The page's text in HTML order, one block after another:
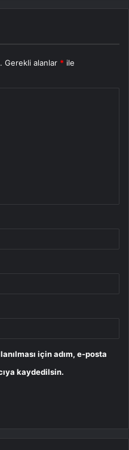
Gerekli alanlar * ile
için adım, e-posta
kaydedilsin.